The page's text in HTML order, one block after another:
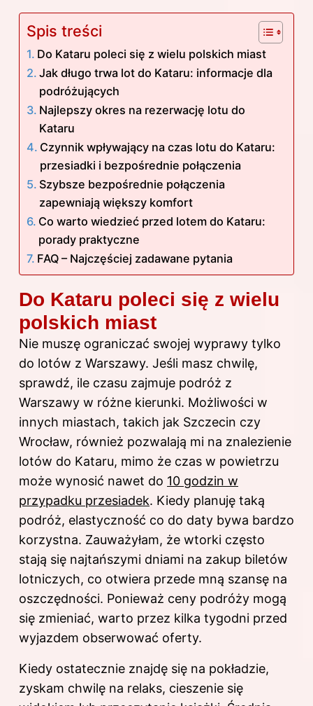
Spis treści
Do Kataru poleci się z wielu polskich miast
Jak długo trwa lot do Kataru: informacje dla
podróżujących
Najlepszy okres na rezerwację lotu do
Kataru
Czynnik wpływający na czas lotu do Kataru:
przesiadki i bezpośrednie połączenia
Szybsze bezpośrednie połączenia
zapewniają większy komfort
Co warto wiedzieć przed lotem do Kataru:
porady praktyczne
FAQ – Najczęściej zadawane pytania
Do Kataru poleci się z wielu
polskich miast
Nie muszę ograniczać swojej wyprawy tylko
do lotów z Warszawy. Jeśli masz chwilę,
sprawdź, ile czasu zajmuje podróż z
Warszawy w różne kierunki. Możliwości w
innych miastach, takich jak Szczecin czy
Wrocław, również pozwalają mi na znalezienie
lotów do Kataru, mimo że czas w powietrzu
może wynosić nawet do 10 godzin w
przypadku przesiadek. Kiedy planuję taką
podróż, elastyczność co do daty bywa bardzo
korzystna. Zauważyłam, że wtorki często
stają się najtańszymi dniami na zakup biletów
lotniczych, co otwiera przede mną szansę na
oszczędności. Ponieważ ceny podróży mogą
się zmieniać, warto przez kilka tygodni przed
wyjazdem obserwować oferty.
Kiedy ostatecznie znajdę się na pokładzie,
zyskam chwilę na relaks, cieszenie się